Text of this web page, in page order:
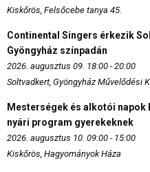
Kiskőrös, Felsőcebe tanya 45.
Continental Singers érkezik
Gyöngyház színpadán
2026. augusztus 09. 18:00 - 20:00
Soltvadkert, Gyöngyház Művelődési
Mesterségek és alkotói
nyári program gyerekeknek
2026. augusztus 10. 09:00 - 15:00
Kiskőrös, Hagyományok Háza